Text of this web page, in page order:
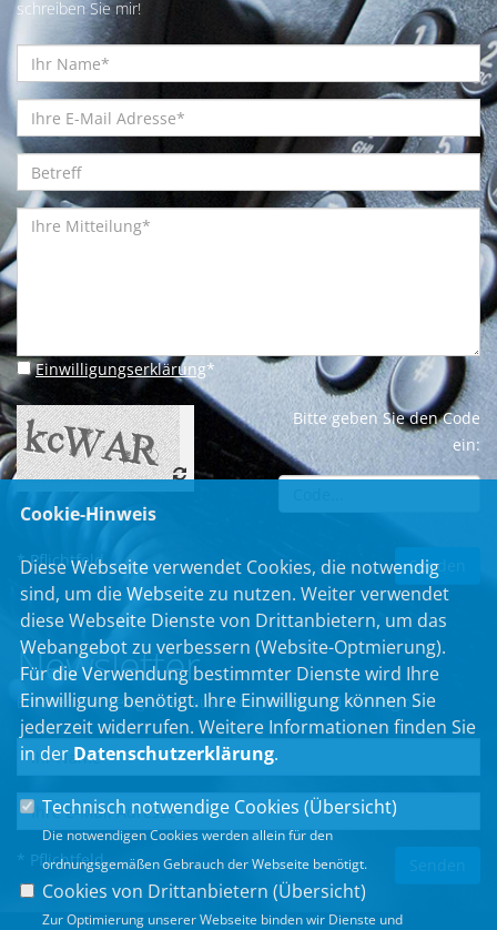
schreiben Sie mir!
Einwilligungserklärung*
Bitte geben Sie den Code
ein:
* Pflichtfeld
Newsletter
Erhalten Sie Neuigkeiten aus dem Landtag und der Region.
* Pflichtfeld
Cookie-Hinweis
Diese Webseite verwendet Cookies, die notwendig
sind, um die Webseite zu nutzen. Weiter verwendet
diese Webseite Dienste von Drittanbietern, um das
Webangebot zu verbessern (Website-Optmierung).
Für die Verwendung bestimmter Dienste wird Ihre
Einwilligung benötigt. Ihre Einwilligung können Sie
jederzeit widerrufen. Weitere Informationen finden Sie
in der Datenschutzerklärung.
Technisch notwendige Cookies (Übersicht)
Die notwendigen Cookies werden allein für den
ordnungsgemäßen Gebrauch der Webseite benötigt.
Cookies von Drittanbietern (Übersicht)
Zur Optimierung unserer Webseite binden wir Dienste und